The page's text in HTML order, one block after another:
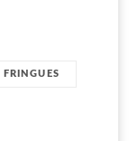
FRINGUES